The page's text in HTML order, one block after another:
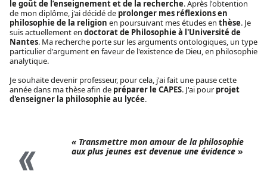
le goût de l’enseignement et de la recherche. Après l'obtention
de mon diplôme, j'ai décidé de prolonger mes réflexions en
philosophie de la religion en poursuivant mes études en thèse. Je
suis actuellement en doctorat de Philosophie à l'Université de
Nantes. Ma recherche porte sur les arguments ontologiques, un type
particulier d'argument en faveur de l'existence de Dieu, en philosophie
analytique.
Je souhaite devenir professeur, pour cela, j'ai fait une pause cette
année dans ma thèse afin de préparer le CAPES. J'ai pour projet
d'enseigner la philosophie au lycée.
« Transmettre mon amour de la philosophie
aux plus jeunes est devenue une évidence »